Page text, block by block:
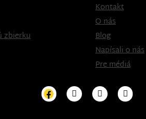
zbierku
Kontakt
O nás
Blog
Napísali o nás
Pre médiá